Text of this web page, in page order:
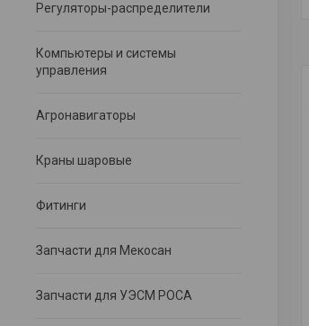
Регуляторы-распределители
Компьютеры и системы
управления
Агронавигаторы
Краны шаровые
Фитинги
Запчасти для Мекосан
Запчасти для УЭСМ РОСА